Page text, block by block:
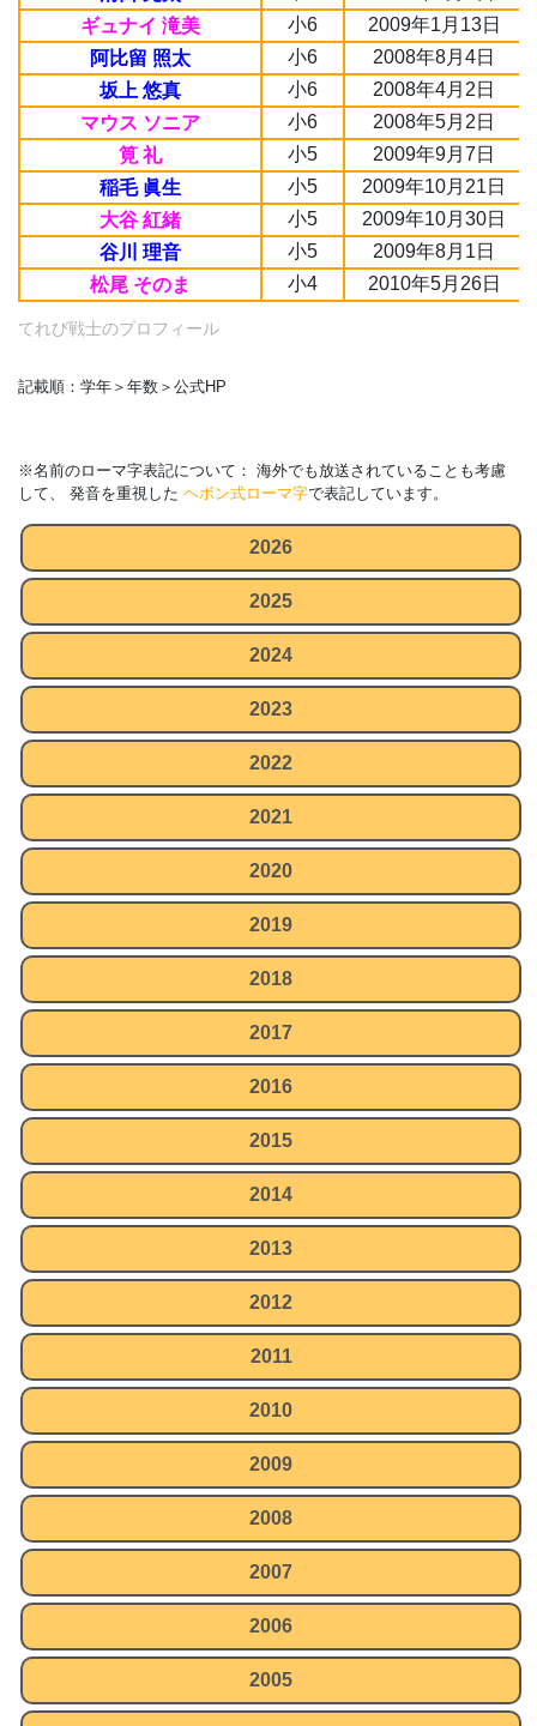
てれび戦士のプロフィール
ギュナイ 滝美
小6
2009年1月13日
阿比留 照太
小6
2008年8月4日
坂上 悠真
小6
2008年4月2日
マウス ソニア
小6
2008年5月2日
筧 礼
小5
2009年9月7日
稲毛 眞生
小5
2009年10月21日
大谷 紅緒
小5
2009年10月30日
谷川 理音
小5
2009年8月1日
松尾 そのま
小4 2010年5月26日
記載順：学年＞年数＞公式HP
※名前のローマ字表記について： 海外でも放送されていることも考慮
して、 発音を重視した ヘボン式ローマ字で表記しています。
2026
2025
2024
2023
2022
2021
2020
2019
2018
2017
2016
2015
2014
2013
2012
2011
2010
2009
2008
2007
2006
2005